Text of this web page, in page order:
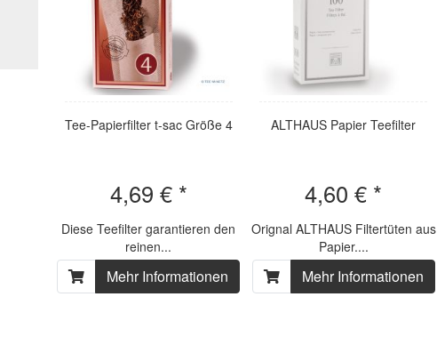
Tee-Papierfilter t-sac Größe 4
4,69 € *
Diese Teefilter garantieren den
reinen...
Mehr Informationen
ALTHAUS Papier Teefilter
4,60 € *
Orignal ALTHAUS Filtertüten aus
Papier....
Mehr Informationen